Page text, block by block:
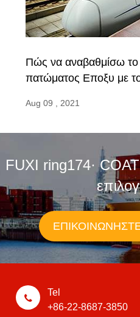
Πώς να αναβαθμίσω
πατώματος Εποξυ με
Aug 09 , 2021
FUXI ring174·
Tel
+86-22-8687-3850